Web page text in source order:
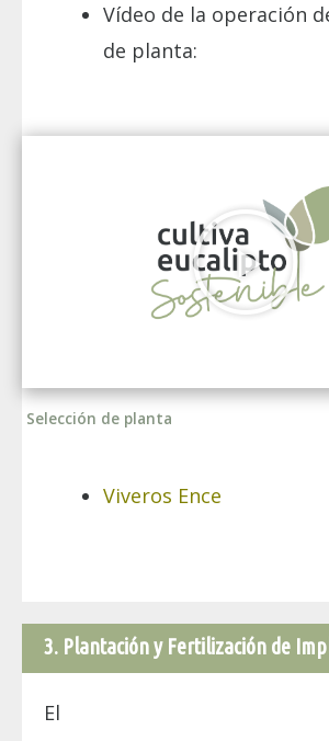
Vídeo de la operación
de planta:
Selección de planta
Viveros Ence
3. Plantación y Fertilización de
El